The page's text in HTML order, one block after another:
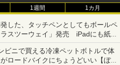
1週間 1カ月
した、タッチペンとしてもボールペ
スツーウェイ」発売 iPadにも紙に
ニで買える冷凍ペットボトルで体
ロードバイクにちょうどいい【ぼっ